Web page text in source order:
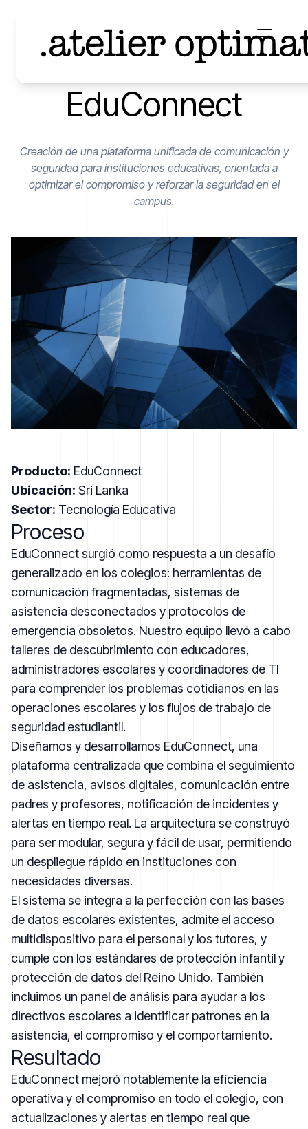
EduConnect
Creación de una plataforma unificada de comunicación y
seguridad para instituciones educativas, orientada a
optimizar el compromiso y reforzar la seguridad en el
campus.
Producto: EduConnect
Ubicación: Sri Lanka
Sector: Tecnología Educativa
Proceso
EduConnect surgió como respuesta a un desafío
generalizado en los colegios: herramientas de
comunicación fragmentadas, sistemas de
asistencia desconectados y protocolos de
emergencia obsoletos. Nuestro equipo llevó a cabo
talleres de descubrimiento con educadores,
administradores escolares y coordinadores de TI
para comprender los problemas cotidianos en las
operaciones escolares y los flujos de trabajo de
seguridad estudiantil.
Diseñamos y desarrollamos EduConnect, una
plataforma centralizada que combina el seguimiento
de asistencia, avisos digitales, comunicación entre
padres y profesores, notificación de incidentes y
alertas en tiempo real. La arquitectura se construyó
para ser modular, segura y fácil de usar, permitiendo
un despliegue rápido en instituciones con
necesidades diversas.
El sistema se integra a la perfección con las bases
de datos escolares existentes, admite el acceso
multidispositivo para el personal y los tutores, y
cumple con los estándares de protección infantil y
protección de datos del Reino Unido. También
incluimos un panel de análisis para ayudar a los
directivos escolares a identificar patrones en la
asistencia, el compromiso y el comportamiento.
Resultado
EduConnect mejoró notablemente la eficiencia
operativa y el compromiso en todo el colegio, con
actualizaciones y alertas en tiempo real que